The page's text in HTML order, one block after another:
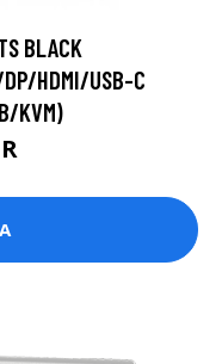
BLACK
HDMI/USB-C
KVM)